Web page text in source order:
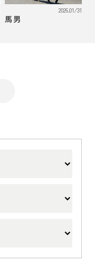
2026.01/31
馬男